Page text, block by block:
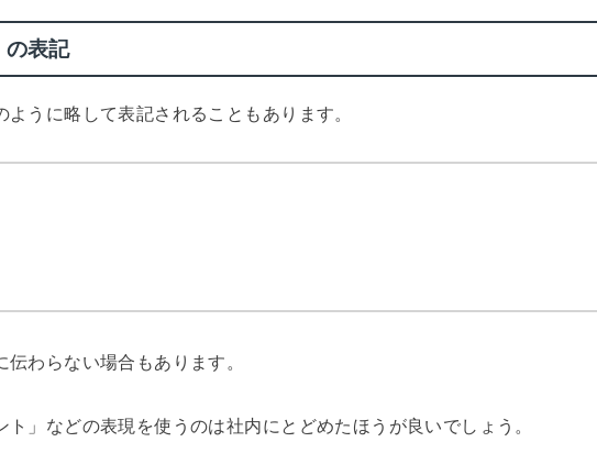
の表記
うに略して表記されることもあります。
わらない場合もあります。
ト」などの表現を使うのは社内にとどめたほうが良いでしょう。